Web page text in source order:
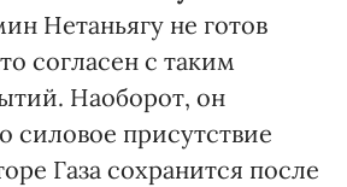
Нетаньягу не готов
согласен с таким
Наоборот, он
силовое присутствие
Газа сохранится после